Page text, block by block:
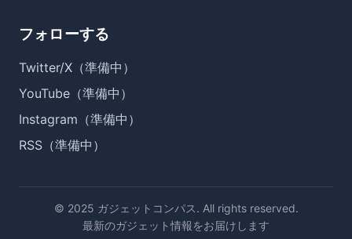
フォローする
Twitter/X（準備中）
YouTube（準備中）
Instagram（準備中）
RSS（準備中）
© 2025 ガジェットコンパス. All rights reserved.
最新のガジェット情報をお届けします